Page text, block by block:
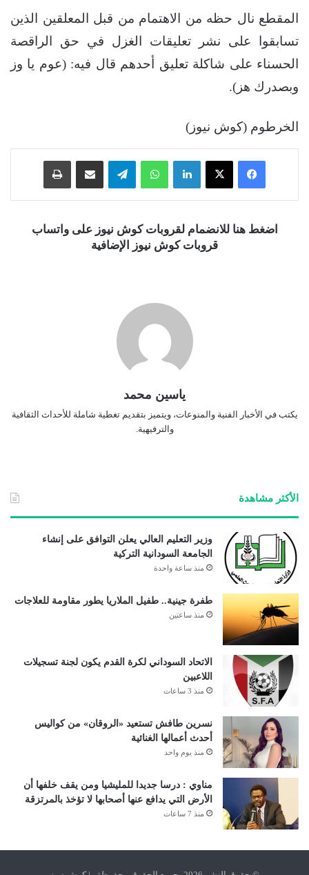
المقطع نال حظه من الاهتمام من قبل المعلقين الذين
تسابقوا على نشر تعليقات الغزل في حق الراقصة
الحسناء على شاكلة تعليق أحدهم قال فيه: (عوم يا وز
وبصدرك هز).
الخرطوم (كوش نيوز)
فيسبوك ‫X لينكدإن واتساب تيلقرام
اضغط هنا للانضمام لقروبات كوش نيوز على واتساب
قروبات كوش نيوز الإضافية
ياسين محمد
يكتب في الأخبار الفنية والمنوعات، ويتميز بتقديم تغطية شاملة للأحداث الثقافية
والترفيهية.
الأكثر مشاهدة
وزير التعليم العالي يعلن التوافق على إنشاء
الجامعة السودانية التركية
منذ ساعة واحدة
طفرة جينية.. طفيل الملاريا يطور مقاومة للعلاجات
منذ ساعتين
الاتحاد السوداني لكرة القدم يكون لجنة تسجيلات
اللاعبين
منذ 3 ساعات
نسرين طافش تستعيد «الروقان» من كواليس
أحدث أعمالها الغنائية
منذ يوم واحد
مناوي : درسا جديدا للمليشيا ومن يقف خلفها أن
الأرض التي يدافع عنها أصحابها لا تؤخذ بالمرتزقة
منذ 7 ساعات